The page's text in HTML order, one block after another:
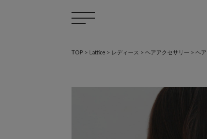
TOP > Lattice > レディース > ヘアアクセサリー > ヘ